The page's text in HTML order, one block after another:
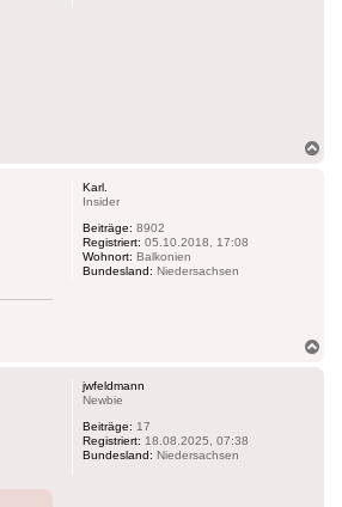
Karl.
Insider
Beiträge: 8902
Registriert: 05.10.2018, 17:08
Wohnort: Balkonien
Bundesland: Niedersachsen
jwfeldmann
Newbie
Beiträge: 17
Registriert: 18.08.2025, 07:38
Bundesland: Niedersachsen